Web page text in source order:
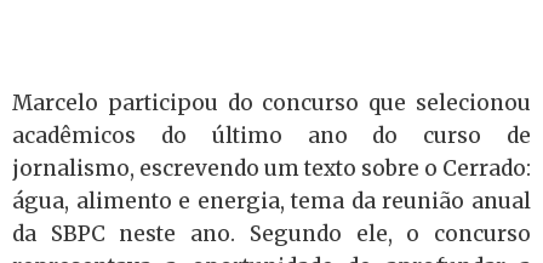
Marcelo participou do concurso que selecionou
acadêmicos do último ano do curso de
jornalismo, escrevendo um texto sobre o Cerrado:
água, alimento e energia, tema da reunião anual
da SBPC neste ano. Segundo ele, o concurso